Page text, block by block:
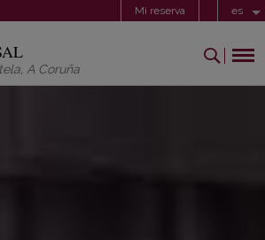
Mi reserva es
A Coruña